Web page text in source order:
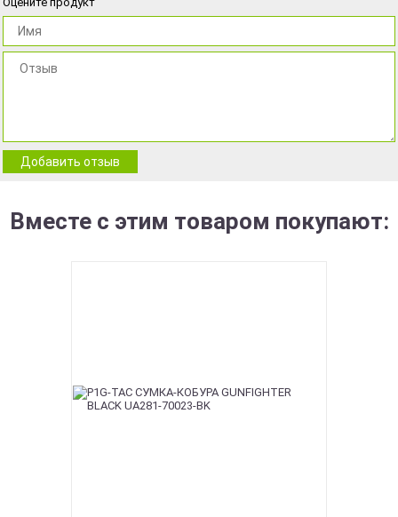
Добавить отзыв
Вместе с этим товаром покупают: